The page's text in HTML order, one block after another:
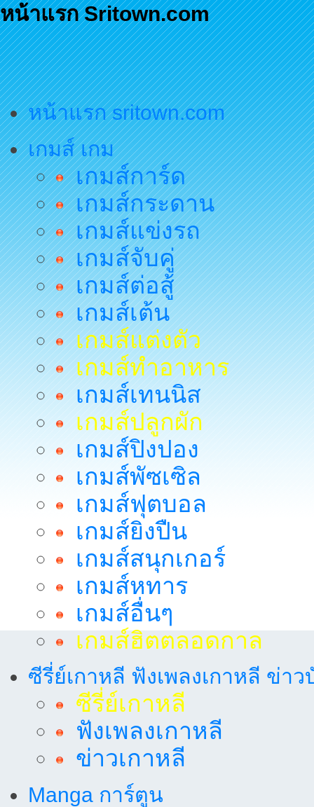
หน้าแรก Sritown.com
หน้าแรก sritown.com
เกมส์ เกม
เกมส์การ์ด
เกมส์กระดาน
เกมส์แข่งรถ
เกมส์จับคู่
เกมส์ต่อสู้
เกมส์เต้น
เกมส์แต่งตัว
เกมส์ทำอาหาร
เกมส์เทนนิส
เกมส์ปลูกผัก
เกมส์ปิงปอง
เกมส์พัซเซิล
เกมส์ฟุตบอล
เกมส์ยิงปืน
เกมส์สนุกเกอร์
เกมส์หทาร
เกมส์อื่นๆ
เกมส์ฮิตตลอดกาล
ซีรี่ย์เกาหลี ฟังเพลงเกาหลี ข่าว
ซีรี่ย์เกาหลี
ฟังเพลงเกาหลี
ข่าวเกาหลี
Manga การ์ตูน